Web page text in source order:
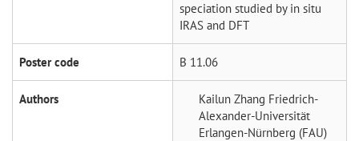
speciation studied by in situ
IRAS and DFT
Poster code B 11.06
Authors Kailun Zhang Friedrich-
Alexander-Universität
Erlangen-Nürnberg (FAU)